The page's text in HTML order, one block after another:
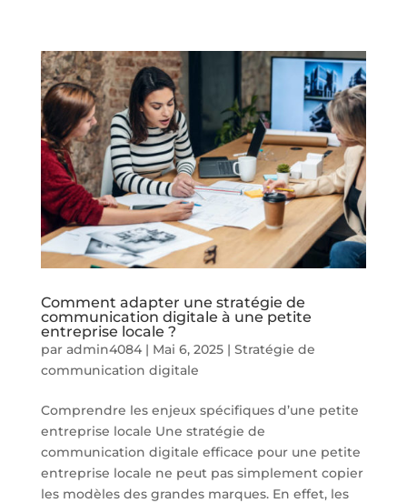
Comment adapter une stratégie de
communication digitale à une petite
entreprise locale ?
par admin4084| Mai 6, 2025| Stratégie de
communication digitale
Comprendre les enjeux spécifiques d’une petite
entreprise locale Une stratégie de
communication digitale efficace pour une petite
entreprise locale ne peut pas simplement copier
les modèles des grandes marques. En effet, les